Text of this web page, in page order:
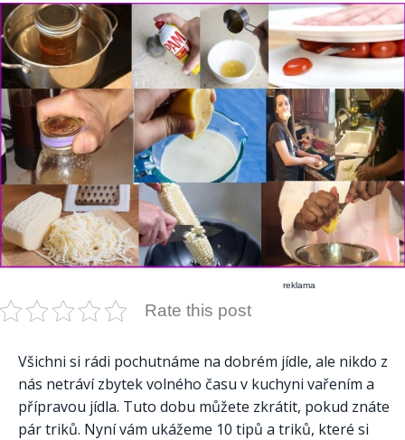
reklama
Rate this post
Všichni si rádi pochutnáme na dobrém jídle, ale nikdo z
nás netráví zbytek volného času v kuchyni vařením a
přípravou jídla. Tuto dobu můžete zkrátit, pokud znáte
pár triků. Nyní vám ukážeme 10 tipů a triků, které si